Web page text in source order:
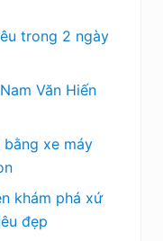
trong 2 ngày
Văn Hiến
xe máy
khám phá xứ
đẹp